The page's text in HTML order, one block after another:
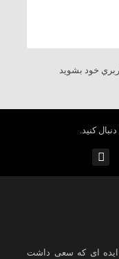
خود بشويد
کنید.
ای که سعی داشت